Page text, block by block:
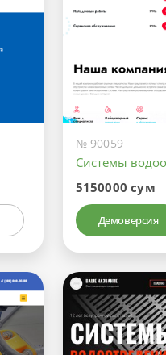
№ 90059
Системы
5150000 сум
Демоверсия